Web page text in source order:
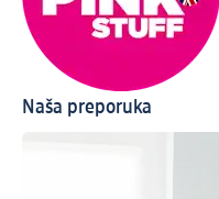
Naša preporuka